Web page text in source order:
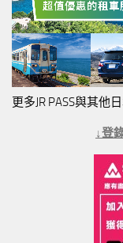
更多JR PASS與其他
↓登